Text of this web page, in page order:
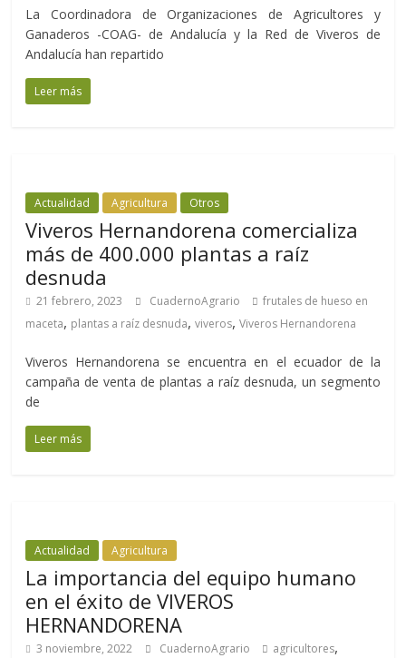
La Coordinadora de Organizaciones de Agricultores y
Ganaderos -COAG- de Andalucía y la Red de Viveros de
Andalucía han repartido
Leer más
Actualidad Agricultura Otros
Viveros Hernandorena comercializa
más de 400.000 plantas a raíz
desnuda
21 febrero, 2023 CuadernoAgrario
frutales de hueso en
maceta, plantas a raíz desnuda,viveros,Viveros Hernandorena
Viveros Hernandorena se encuentra en el ecuador de la
campaña de venta de plantas a raíz desnuda, un segmento
de
Leer más
Actualidad Agricultura
La importancia del equipo humano
en el éxito de VIVEROS
HERNANDORENA
3 noviembre, 2022 CuadernoAgrario agricultores,